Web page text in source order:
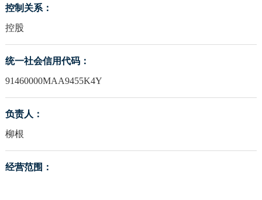
控制关系：
控股
统一社会信用代码：
91460000MAA9455K4Y
负责人：
柳根
经营范围：